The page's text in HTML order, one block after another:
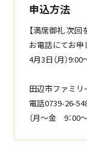
申込方法
【満席御礼 次回
お電話にてお申
4月3日（月）
田辺市ファミリ
電話0739-26-
（月～金 9：00